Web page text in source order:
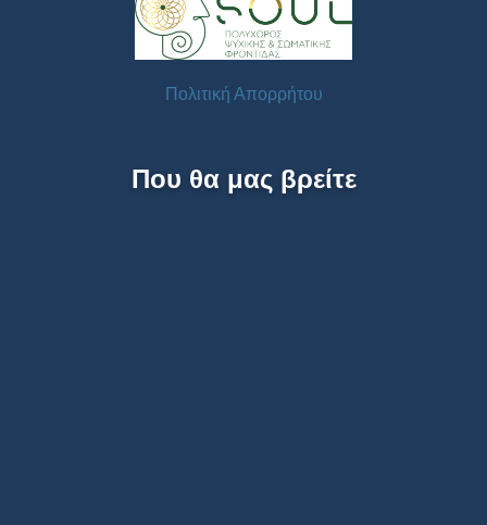
Πολιτική Απορρήτου
Που θα μας βρείτε